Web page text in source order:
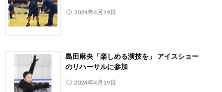
2024年4月19日
島田麻央「楽しめる演技を」 アイスショー
のリハーサルに参加
2024年4月19日